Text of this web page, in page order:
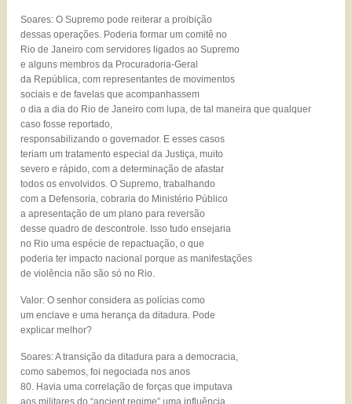
Soares: O Supremo pode reiterar a proibição
dessas operações. Poderia formar um comitê no
Rio de Janeiro com servidores ligados ao Supremo
e alguns membros da Procuradoria-Geral
da República, com representantes de movimentos
sociais e de favelas que acompanhassem
o dia a dia do Rio de Janeiro com lupa, de tal maneira que qualquer
caso fosse reportado,
responsabilizando o governador. E esses casos
teriam um tratamento especial da Justiça, muito
severo e rápido, com a determinação de afastar
todos os envolvidos. O Supremo, trabalhando
com a Defensoria, cobraria do Ministério Público
a apresentação de um plano para reversão
desse quadro de descontrole. Isso tudo ensejaria
no Rio uma espécie de repactuação, o que
poderia ter impacto nacional porque as manifestações
de violência não são só no Rio.
Valor: O senhor considera as polícias como
um enclave e uma herança da ditadura. Pode
explicar melhor?
Soares: A transição da ditadura para a democracia,
como sabemos, foi negociada nos anos
80. Havia uma correlação de forças que imputava